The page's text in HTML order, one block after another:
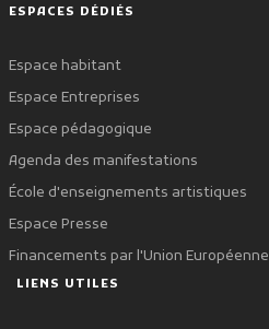
ESPACES DÉDIÉS
Espace habitant
Espace Entreprises
Espace pédagogique
Agenda des manifestations
École d'enseignements artistiques
Espace Presse
Financements par l'Union Européenne
LIENS UTILES